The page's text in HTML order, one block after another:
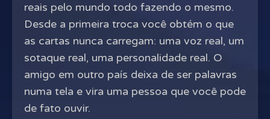
reais pelo mundo todo fazendo o mesmo.
Desde a primeira troca você obtém o que
as cartas nunca carregam: uma voz real, um
sotaque real, uma personalidade real. O
amigo em outro país deixa de ser palavras
numa tela e vira uma pessoa que você pode
de fato ouvir.